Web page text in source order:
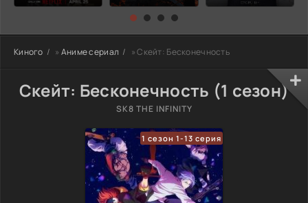
Киного » Аниме сериал » Скейт: Бесконечность
Скейт: Бесконечность (1 сезон)
SK8 THE INFINITY
1 сезон 1-13 серия